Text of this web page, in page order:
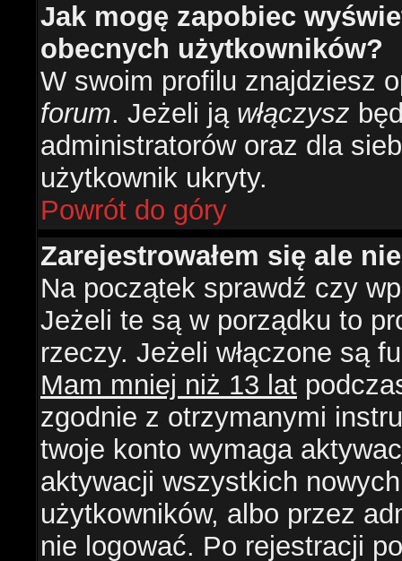
Jak mogę zapobiec
obecnych użytkowników?
W swoim profilu znajdziesz
forum. Jeżeli ją włączysz
administratorów oraz dla
użytkownik ukryty.
Powrót do góry
Zarejestrowałem się ale
Na początek sprawdź czy
Jeżeli te są w porządku to
rzeczy. Jeżeli włączone są
Mam mniej niż 13 lat
zgodnie z otrzymanymi
twoje konto wymaga
aktywacji wszystkich
użytkowników, albo przez
nie logować. Po rejestracji